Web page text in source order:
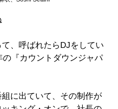
、呼ばれたらDJをしてい
の『カウントダウンジャパ
に出ていて、その制作が